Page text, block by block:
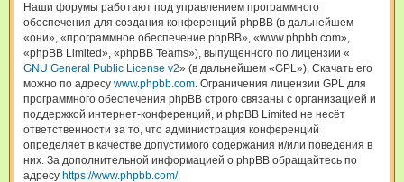
Наши форумы работают под управлением программного
обеспечения для создания конференций phpBB (в дальнейшем
«они», «программное обеспечение phpBB», «www.phpbb.com»,
«phpBB Limited», «phpBB Teams»), выпущенного по лицензии «
GNU General Public License v2» (в дальнейшем «GPL»). Скачать его
можно по адресу www.phpbb.com. Ограничения лицензии GPL для
программного обеспечения phpBB строго связаны с организацией и
поддержкой интернет-конференций, и phpBB Limited не несёт
ответственности за то, что администрация конференций
определяет в качестве допустимого содержания и/или поведения в
них. За дополнительной информацией о phpBB обращайтесь по
адресу https://www.phpbb.com/.